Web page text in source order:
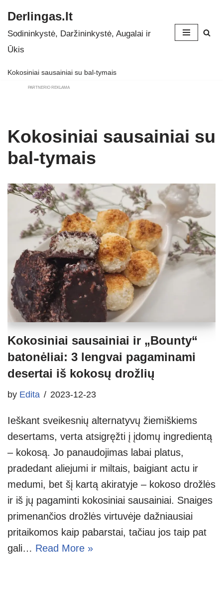
Skip
to
Derlingas.lt
Sodininkystė, Daržininkystė, Augalai ir
Ūkis
Kokosiniai sausainiai su bal-tymais
PARTNERIO REKLAMA
Kokosiniai sausainiai su
bal-tymais
Kokosiniai sausainiai ir „Bounty“
batonėliai: 3 lengvai pagaminami
desertai iš kokosų drožlių
by Edita 2023-12-23
Ieškant sveikesnių alternatyvų žiemiškiems
desertams, verta atsigręžti į įdomų ingredientą
– kokosą. Jo panaudojimas labai platus,
pradedant aliejumi ir miltais, baigiant actu ir
medumi, bet šį kartą akiratyje – kokoso drožlės
ir iš jų pagaminti kokosiniai sausainiai. Snaiges
primenančios drožlės virtuvėje dažniausiai
pritaikomos kaip pabarstai, tačiau jos taip pat
gali… Read More »